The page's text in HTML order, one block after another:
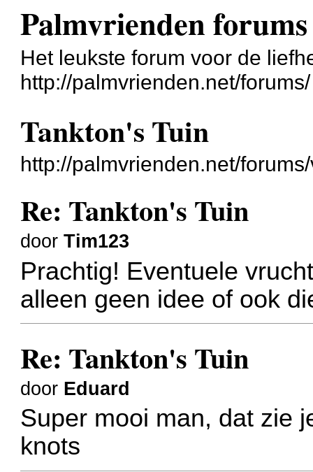
Palmvrienden forums
Het leukste forum voor de
http://palmvrienden.net/forums/
Tankton's Tuin
http://palmvrienden.net/
Re: Tankton's Tuin
doorTim123
Prachtig! Eventuele
alleen geen idee of ook
Re: Tankton's Tuin
door Eduard
Super mooi man, dat zie
knots